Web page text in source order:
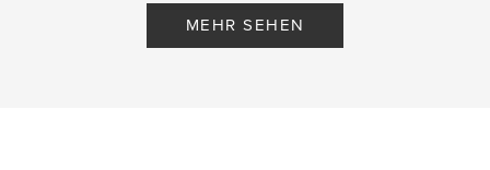
MEHR SEHEN